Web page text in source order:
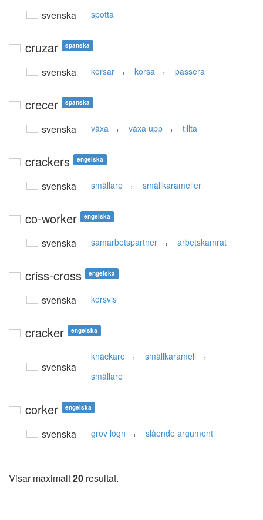
svenska spotta
cruzar spanska
svenska korsar , korsa , passera
crecer spanska
svenska växa , växa upp , tillta
crackers engelska
svenska smällare , smällkarameller
co-worker engelska
svenska samarbetspartner , arbetskamrat
criss-cross engelska
svenska korsvis
cracker engelska
svenska
knäckare , smällkaramell ,
smällare
corker engelska
svenska grov lögn , slående argument
Visar maximalt20 resultat.